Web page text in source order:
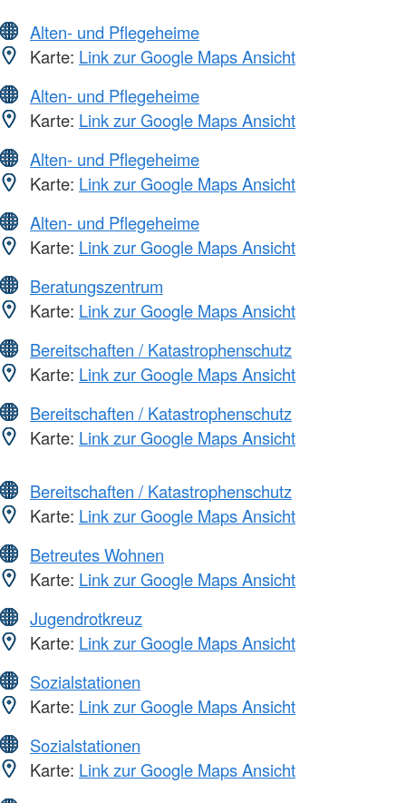
Alten- und Pflegeheime
Karte: Link zur Google Maps Ansicht
Alten- und Pflegeheime
Karte: Link zur Google Maps Ansicht
Alten- und Pflegeheime
Karte: Link zur Google Maps Ansicht
Alten- und Pflegeheime
Karte: Link zur Google Maps Ansicht
Beratungszentrum
Karte: Link zur Google Maps Ansicht
Bereitschaften / Katastrophenschutz
Karte: Link zur Google Maps Ansicht
Bereitschaften / Katastrophenschutz
Karte: Link zur Google Maps Ansicht
Bereitschaften / Katastrophenschutz
Karte: Link zur Google Maps Ansicht
Betreutes Wohnen
Karte: Link zur Google Maps Ansicht
Jugendrotkreuz
Karte: Link zur Google Maps Ansicht
Sozialstationen
Karte: Link zur Google Maps Ansicht
Sozialstationen
Karte: Link zur Google Maps Ansicht